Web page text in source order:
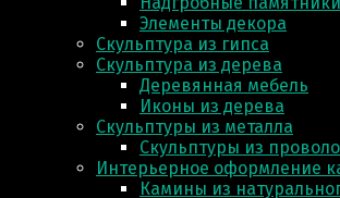
Элементы декора
Скульптура из гипса
Скульптура из деревa
Деревянная мебель
Иконы из дерева
Скульптуры из металла
Скульптуры из
Интерьерное оформление
Камины из